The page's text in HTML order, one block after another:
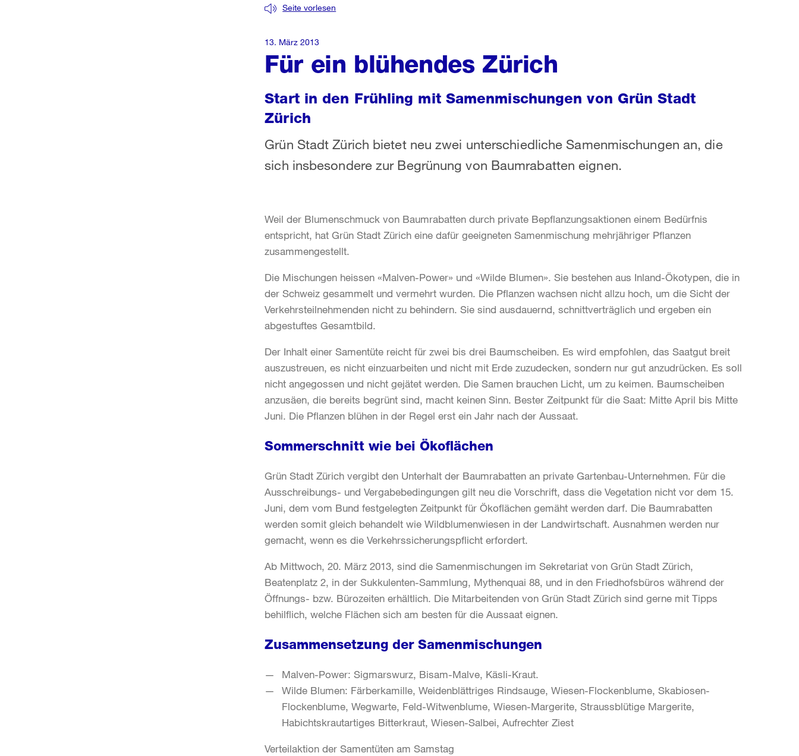
Für ein blühendes Zürich
Seite vorlesen
Start in den Frühling mit Samenmischungen von Grün Stadt
Zürich
Grün Stadt Zürich bietet neu zwei unterschiedliche Samenmischungen an, die
sich insbesondere zur Begrünung von Baumrabatten eignen.
13. März 2013
Weil der Blumenschmuck von Baumrabatten durch private Bepflanzungsaktionen einem Bedürfnis
entspricht, hat Grün Stadt Zürich eine dafür geeigneten Samenmischung mehrjähriger Pflanzen
zusammengestellt.
Die Mischungen heissen «Malven-Power» und «Wilde Blumen». Sie bestehen aus Inland-Ökotypen, die in
der Schweiz gesammelt und vermehrt wurden. Die Pflanzen wachsen nicht allzu hoch, um die Sicht der
Verkehrsteilnehmenden nicht zu behindern. Sie sind ausdauernd, schnittverträglich und ergeben ein
abgestuftes Gesamtbild.
Der Inhalt einer Samentüte reicht für zwei bis drei Baumscheiben. Es wird empfohlen, das Saatgut breit
auszustreuen, es nicht einzuarbeiten und nicht mit Erde zuzudecken, sondern nur gut anzudrücken. Es soll
nicht angegossen und nicht gejätet werden. Die Samen brauchen Licht, um zu keimen. Baumscheiben
anzusäen, die bereits begrünt sind, macht keinen Sinn. Bester Zeitpunkt für die Saat: Mitte April bis Mitte
Juni. Die Pflanzen blühen in der Regel erst ein Jahr nach der Aussaat.
Sommerschnitt wie bei Ökoflächen
Grün Stadt Zürich vergibt den Unterhalt der Baumrabatten an private Gartenbau-Unternehmen. Für die
Ausschreibungs- und Vergabebedingungen gilt neu die Vorschrift, dass die Vegetation nicht vor dem 15.
Juni, dem vom Bund festgelegten Zeitpunkt für Ökoflächen gemäht werden darf. Die Baumrabatten
werden somit gleich behandelt wie Wildblumenwiesen in der Landwirtschaft. Ausnahmen werden nur
gemacht, wenn es die Verkehrssicherungspflicht erfordert.
Ab Mittwoch, 20. März 2013, sind die Samenmischungen im Sekretariat von Grün Stadt Zürich,
Beatenplatz 2, in der Sukkulenten-Sammlung, Mythenquai 88, und in den Friedhofsbüros während der
Öffnungs- bzw. Bürozeiten erhältlich. Die Mitarbeitenden von Grün Stadt Zürich sind gerne mit Tipps
behilflich, welche Flächen sich am besten für die Aussaat eignen.
Zusammensetzung der Samenmischungen
Malven-Power: Sigmarswurz, Bisam-Malve, Käsli-Kraut.
Wilde Blumen: Färberkamille, Weidenblättriges Rindsauge, Wiesen-Flockenblume, Skabiosen-
Flockenblume, Wegwarte, Feld-Witwenblume, Wiesen-Margerite, Straussblütige Margerite,
Habichtskrautartiges Bitterkraut, Wiesen-Salbei, Aufrechter Ziest
Verteilaktion der Samentüten am Samstag